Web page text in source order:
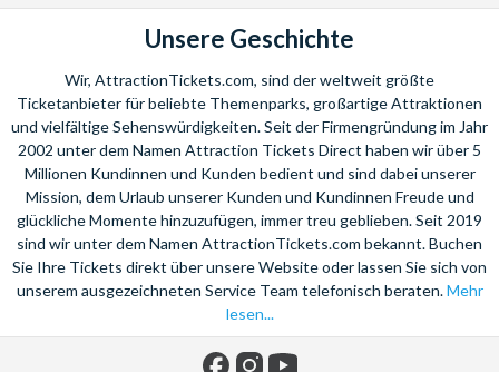
Unsere Geschichte
Wir, AttractionTickets.com, sind der weltweit größte
Ticketanbieter für beliebte Themenparks, großartige Attraktionen
und vielfältige Sehenswürdigkeiten. Seit der Firmengründung im Jahr
2002 unter dem Namen Attraction Tickets Direct haben wir über 5
Millionen Kundinnen und Kunden bedient und sind dabei unserer
Mission, dem Urlaub unserer Kunden und Kundinnen Freude und
glückliche Momente hinzuzufügen, immer treu geblieben. Seit 2019
sind wir unter dem Namen AttractionTickets.com bekannt. Buchen
Sie Ihre Tickets direkt über unsere Website oder lassen Sie sich von
unserem ausgezeichneten Service Team telefonisch beraten.Mehr
lesen...